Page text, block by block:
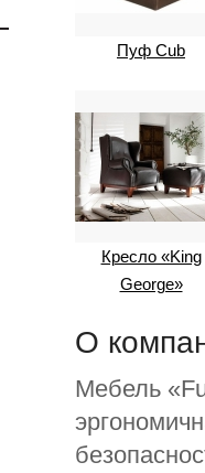
Пуф Cub
Кресло «King
George»
О
Мебель